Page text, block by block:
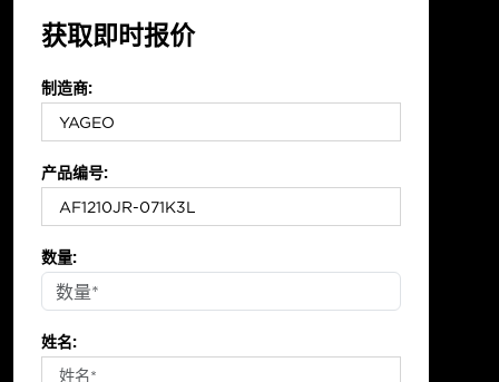
获取即时报价
制造商:
产品编号:
数量:
姓名: